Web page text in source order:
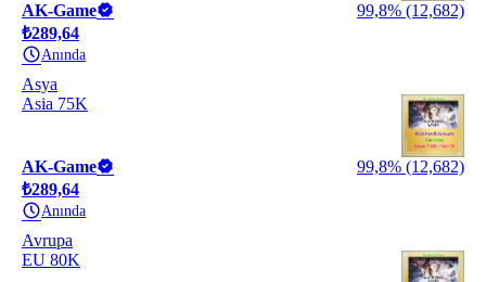
AK-Game
99,8% (12,682)
₺289,64
Anında
Asya
Asia 75K
AK-Game
99,8% (12,682)
₺289,64
Anında
Avrupa
EU 80K